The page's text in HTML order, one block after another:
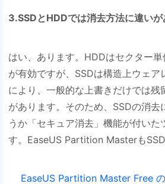
3.SSDとHDDでは消去方法に違いが
はい、あります。HDDはセクター
が有効ですが、SSDは構造上ウェア
により、一般的な上書きだけでは残
があります。そのため、SSDの消去
うか「セキュア消去」機能が付いた
す。EaseUS Partition MasterもSSD
EaseUS Partition Master Free